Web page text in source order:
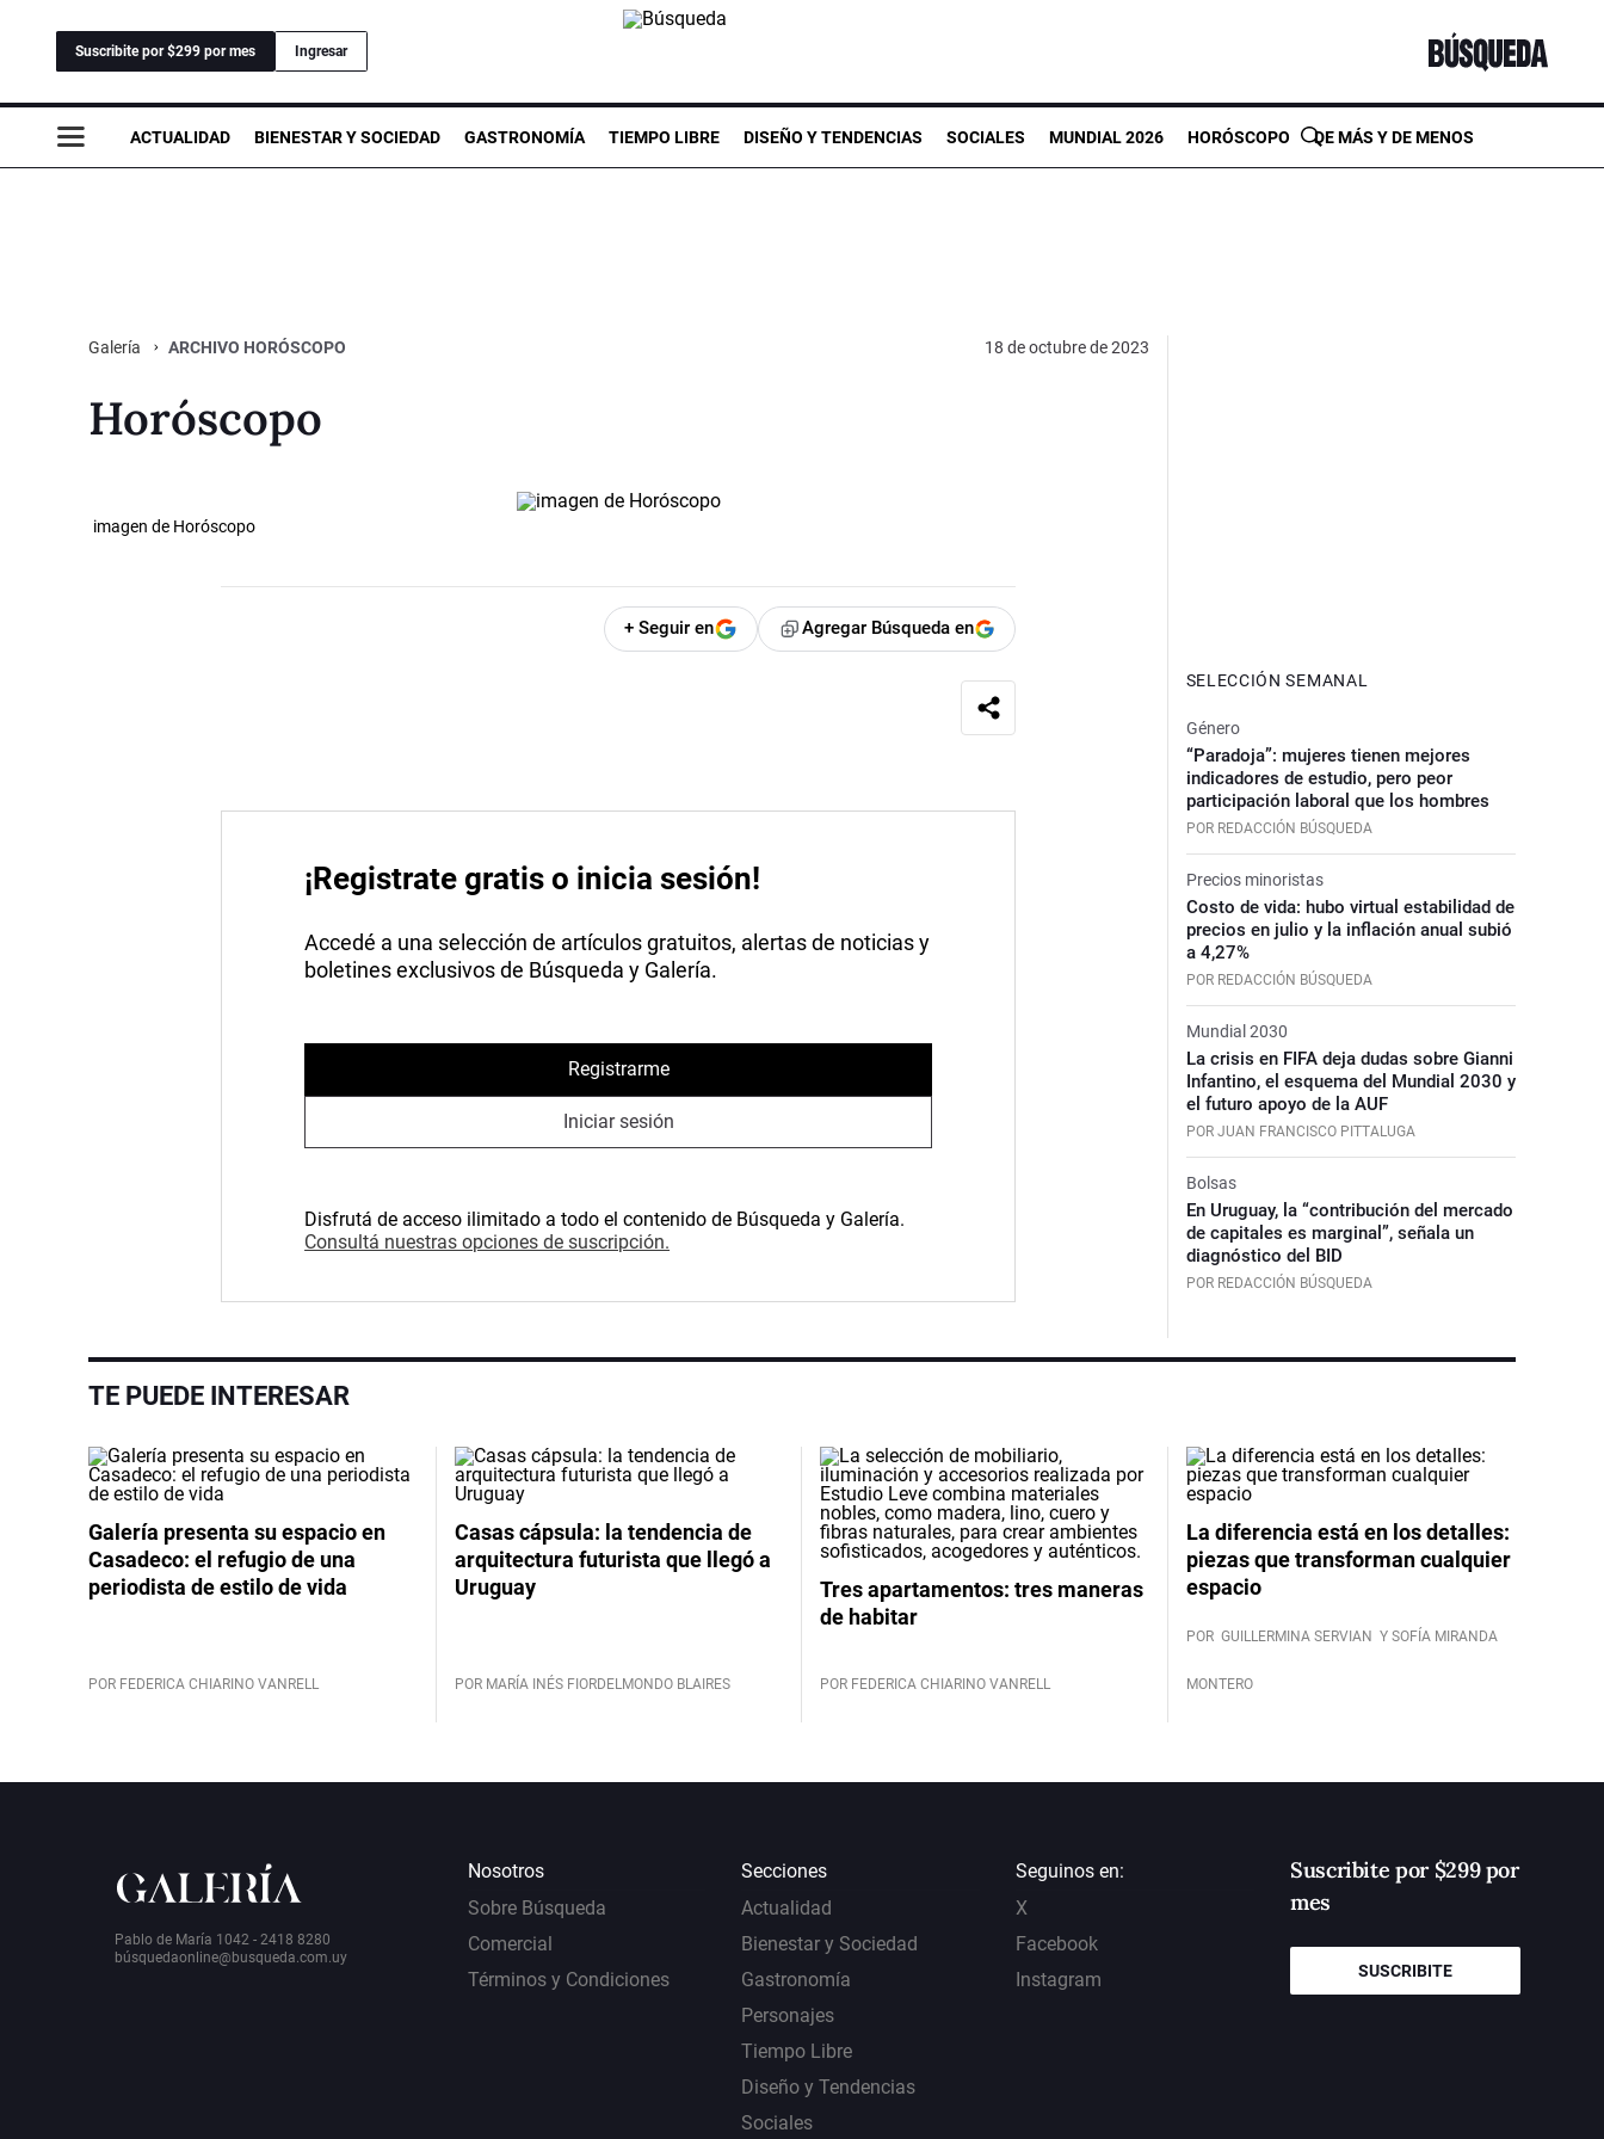
Suscribite por $299 por mes Ingresar
ACTUALIDAD BIENESTAR Y SOCIEDAD GASTRONOMÍA TIEMPO LIBRE DISEÑO Y TENDENCIAS SOCIALES MUNDIAL 2026 HORÓSCOPO DE MÁS Y DE MENOS
Galería ARCHIVO HORÓSCOPO 18 de octubre de 2023
Horóscopo
imagen de Horóscopo
+ Seguir en Agregar Búsqueda en
¡Registrate gratis o inicia sesión!
Accedé a una selección de artículos gratuitos, alertas de noticias y
boletines exclusivos de Búsqueda y Galería.
Registrarme
Iniciar sesión
Disfrutá de acceso ilimitado a todo el contenido de Búsqueda y Galería.
Consultá nuestras opciones de suscripción.
SELECCIÓN SEMANAL
Género
“Paradoja”: mujeres tienen mejores
indicadores de estudio, pero peor
participación laboral que los hombres
POR REDACCIÓN BÚSQUEDA
Precios minoristas
Costo de vida: hubo virtual estabilidad de
precios en julio y la inflación anual subió
a 4,27%
POR REDACCIÓN BÚSQUEDA
Mundial 2030
La crisis en FIFA deja dudas sobre Gianni
Infantino, el esquema del Mundial 2030 y
el futuro apoyo de la AUF
POR JUAN FRANCISCO PITTALUGA
Bolsas
En Uruguay, la “contribución del mercado
de capitales es marginal”, señala un
diagnóstico del BID
POR REDACCIÓN BÚSQUEDA
TE PUEDE INTERESAR
Galería presenta su espacio en
Casadeco: el refugio de una
periodista de estilo de vida
POR FEDERICA CHIARINO VANRELL
Casas cápsula: la tendencia de
arquitectura futurista que llegó a
Uruguay
POR MARÍA INÉS FIORDELMONDO BLAIRES
Tres apartamentos: tres maneras
de habitar
POR FEDERICA CHIARINO VANRELL
La diferencia está en los detalles:
piezas que transforman cualquier
espacio
POR GUILLERMINA SERVIAN Y SOFÍA MIRANDA
MONTERO
Pablo de María 1042 - 2418 8280
búsquedaonline@busqueda.com.uy
Nosotros
Sobre Búsqueda
Comercial
Términos y Condiciones
Secciones
Actualidad
Bienestar y Sociedad
Gastronomía
Personajes
Tiempo Libre
Diseño y Tendencias
Sociales
Seguinos en:
X
Facebook
Instagram
Suscribite por $299 por
mes
SUSCRIBITE